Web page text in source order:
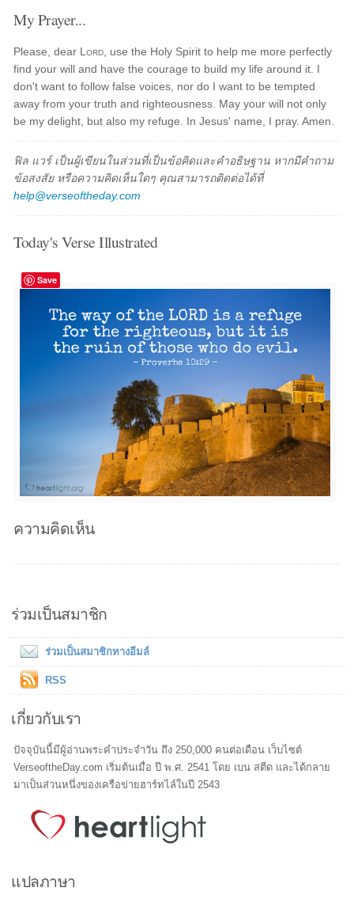
My Prayer...
Please, dear Lord , use the Holy Spirit to help me more perfectly
find your will and have the courage to build my life around it. I
don't want to follow false voices, nor do I want to be tempted
away from your truth and righteousness. May your will not only
be my delight, but also my refuge. In Jesus' name, I pray. Amen.
ฟิล แวร์ เป็นผู้เขียนในส่วนที่เป็นข้อคิดและคำอธิษฐาน หากมีคำถาม
ข้อสงสัย หรือความคิดเห็นใดๆ คุณสามารถติดต่อได้ที่
help@verseoftheday.com
Today's Verse Illustrated
Save
ความคิดเห็น
ร่วมเป็นสมาชิก
ร่วมเป็นสมาชิกทางอีมล์
RSS
เกี่ยวกับเรา
ปัจจุบันนี้มีผู้อ่านพระคำประจำวัน ถึง 250,000 คนต่อเดือน เว็บไซต์
VerseoftheDay.com เริ่มต้นเมื่อ ปี พ.ศ. 2541 โดย เบน สตีด และได้กลาย
มาเป็นส่วนหนึ่งของเครือข่ายฮาร์ทไล์ในปี 2543
แปลภาษา